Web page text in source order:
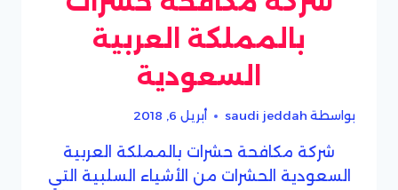
بالمملكة العربية
السعودية
بواسطة saudi jeddah أبريل 6, 2018
شركة مكافحة حشرات بالمملكة العربية
السعودية الحشرات من الأشياء السلبية التي